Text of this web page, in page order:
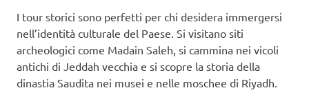
I tour storici sono perfetti per chi desidera immergersi
nell’identità culturale del Paese. Si visitano siti
archeologici come Madain Saleh, si cammina nei vicoli
antichi di Jeddah vecchia e si scopre la storia della
dinastia Saudita nei musei e nelle moschee di Riyadh.